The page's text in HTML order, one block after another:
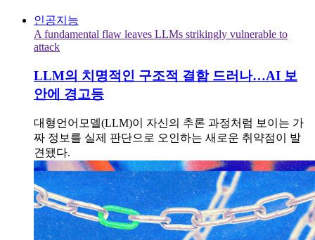
인공지능
A fundamental flaw leaves LLMs strikingly vulnerable to
attack
LLM의 치명적인 구조적 결함 드러나…AI 보
안에 경고등
대형언어모델(LLM)이 자신의 추론 과정처럼 보이는 가
짜 정보를 실제 판단으로 오인하는 새로운 취약점이 발
견됐다.